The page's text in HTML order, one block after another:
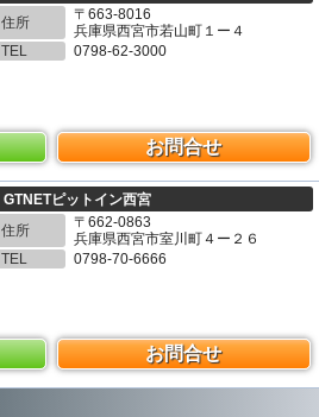
住所
〒663-8016
兵庫県西宮市若山町１ー４
TEL
0798-62-3000
お問合せ
GTNETピットイン西宮
住所
〒662-0863
兵庫県西宮市室川町４ー２６
TEL
0798-70-6666
お問合せ